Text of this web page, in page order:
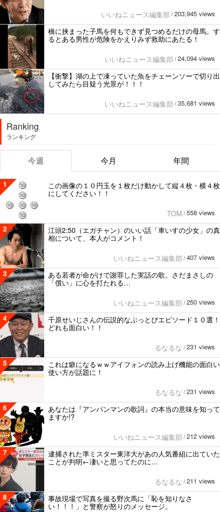
いいねニュース編集部 / 203,945 views
橋に挟まった子馬を何もできず見つめるだけの母馬。す
るとある男性が危険をかえりみず救助にあたる！
いいねニュース編集部 / 24,094 views
【衝撃】湖の上で凍っていた魚をチェーンソーで切り出
してみたら目疑う光景が！！！
いいねニュース編集部 / 35,681 views
Ranking
ランキング
今週 今月 年間
1
この画像の１０円玉を１枚だけ動かして縦４枚・横４枚
にしてください！！
TOM / 558 views
2
江頭2:50（エガチャン）のいい話「車いすの少女」の真
相について、本人がコメント！
いいねニュース編集部 / 407 views
3
ある若者が命がけで謝罪した実話の歌。さだまさしの
「償い」に心を打たれる…
いいねニュース編集部 / 250 views
4
千原せいじさんの伝説的なぶっとびエピソード１０選！
どれも面白い！！
るなるな / 231 views
5
これは癖になるｗｗアイフォンの読み上げ機能の面白い
使い方が話題に！
るなるな / 231 views
6
あなたは『アンパンマンの歌詞』の本当の意味を知って
ますか!?
いいねニュース編集部 / 212 views
7
逮捕された準ミスター東洋大があの人気番組に出ていた
ことが判明←凄いと思ってたのに…
るなるな / 211 views
8
事故現場で写真を撮る野次馬に「恥を知りなさ
い！！！」と警察が怒りのメッセージ。